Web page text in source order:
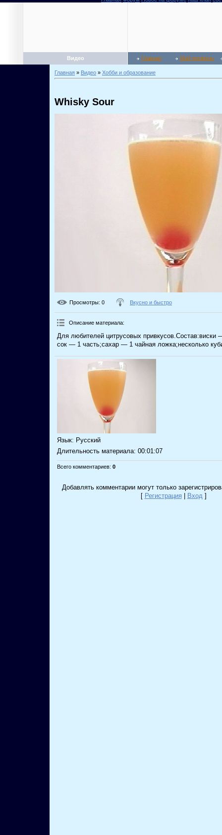
Видео Главная Мой профиль
Главная » Видео » Хобби и образование
Whisky Sour
Просмотры: 0 Вкусно и быстро
Описание материала:
Для любителей цитрусовых привкусов.Состав:виски
сок — 1 часть;сахар — 1 чайная ложка;несколько
Язык: Русский
Длительность материала: 00:01:07
Всего комментариев: 0
Добавлять комментарии могут только
[ Регистрация | Вход ]